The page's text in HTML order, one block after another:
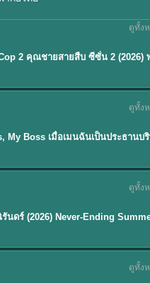
ดูทั้ง
ดูทั้ง
ดูทั้ง
ดูทั้ง